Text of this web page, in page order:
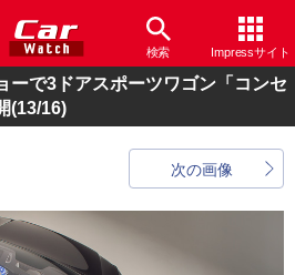
検索 Impressサイト
ーで3ドアスポーツワゴン「コンセ
(13/16)
次の画像